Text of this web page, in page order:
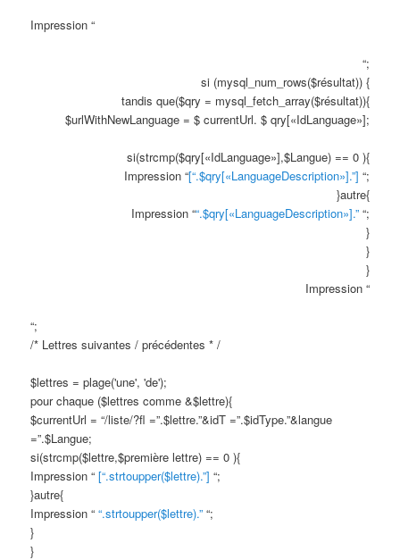
Impression “
“;
si (mysql_num_rows($résultat)) {
tandis que($qry = mysql_fetch_array($résultat)){
$urlWithNewLanguage = $ currentUrl. $ qry[«IdLanguage»];
si(strcmp($qry[«IdLanguage»],$Langue) == 0 ){
Impression “[“.$qry[«LanguageDescription»].”] “;
}autre{
Impression ““.$qry[«LanguageDescription»].” “;
}
}
}
Impression “
“;
/* Lettres suivantes / précédentes * /
$lettres = plage('une', 'de');
pour chaque ($lettres comme &$lettre){
$currentUrl = “/liste/?fl =”.$lettre.”&idT =”.$idType.”&langue
=”.$Langue;
si(strcmp($lettre,$première lettre) == 0 ){
Impression “ [“.strtoupper($lettre).”]“;
}autre{
Impression “ “.strtoupper($lettre).”“;
}
}